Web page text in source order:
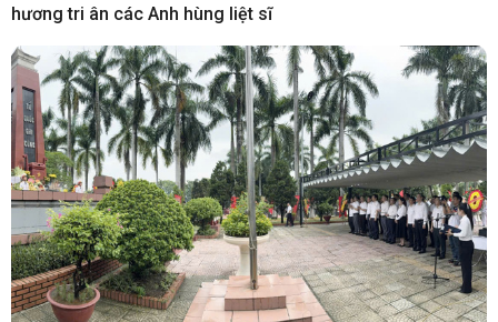
hương tri ân các Anh hùng liệt sĩ